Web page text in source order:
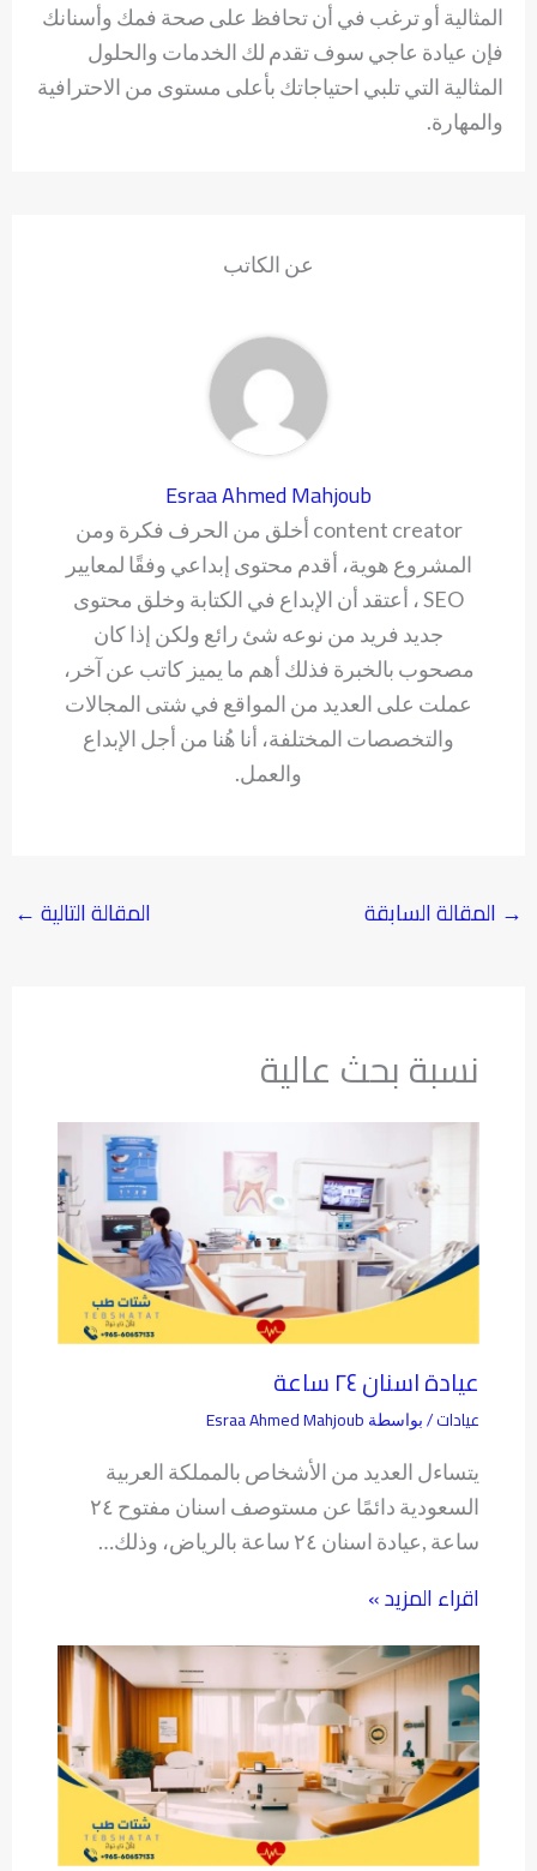
المثالية أو ترغب في أن تحافظ على صحة فمك وأسنانك
فإن عيادة عاجي سوف تقدم لك الخدمات والحلول
المثالية التي تلبي احتياجاتك بأعلى مستوى من الاحترافية
والمهارة.
عن الكاتب
Esraa Ahmed Mahjoub
content creator أخلق من الحرف فكرة ومن
المشروع هوية، أقدم محتوى إبداعي وفقًا لمعايير
SEO ، أعتقد أن الإبداع في الكتابة وخلق محتوى
جديد فريد من نوعه شئ رائع ولكن إذا كان
مصحوب بالخبرة فذلك أهم ما يميز كاتب عن آخر،
عملت على العديد من المواقع في شتى المجالات
والتخصصات المختلفة، أنا هُنا من أجل الإبداع
والعمل.
→ المقالة السابقة المقالة التالية ←
نسبة بحث عالية
عيادة اسنان ٢٤ ساعة
عيادات/ بواسطة Esraa Ahmed Mahjoub
يتساءل العديد من الأشخاص بالمملكة العربية
السعودية دائمًا عن مستوصف اسنان مفتوح ٢٤
ساعة ,عيادة اسنان ٢٤ ساعة بالرياض، وذلك…
اقراء المزيد »